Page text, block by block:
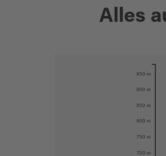
Alles
700 m
750 m
800 m
850 m
900 m
950 m